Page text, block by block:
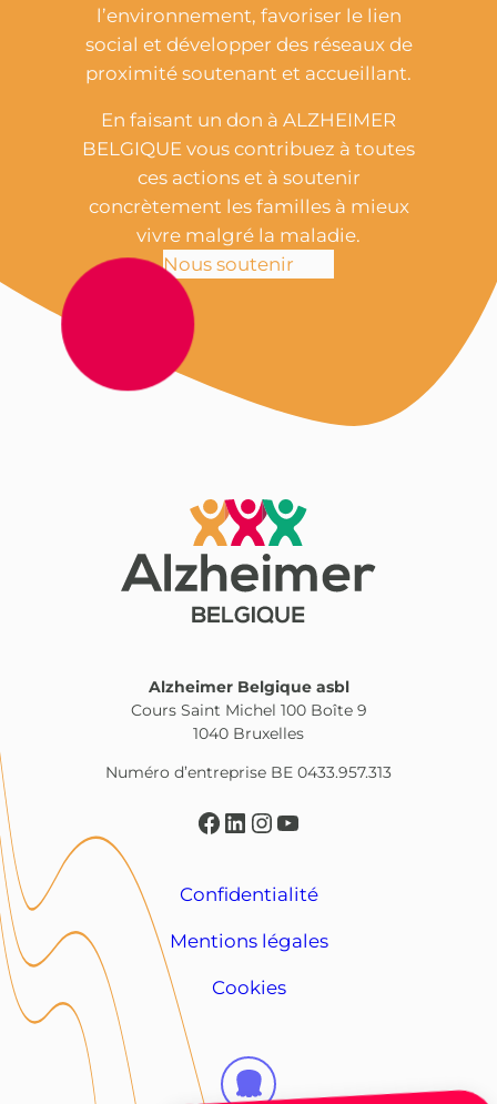
l’environnement, favoriser le lien
social et développer des réseaux de
proximité soutenant et accueillant.
En faisant un don à ALZHEIMER
BELGIQUE vous contribuez à toutes
ces actions et à soutenir
concrètement les familles à mieux
vivre malgré la maladie.
Nous soutenir
Alzheimer Belgique asbl
Cours Saint Michel 100 Boîte 9
1040 Bruxelles
Numéro d’entreprise BE 0433.957.313
Facebook
LinkedIn
Instagram
YouTube
Confidentialité
Mentions légales
Cookies